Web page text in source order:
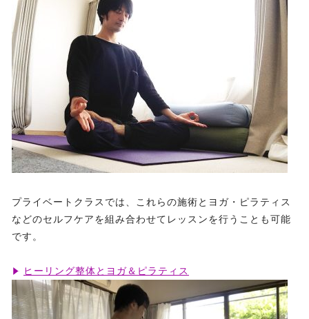
プライベートクラスでは、これらの施術とヨガ・ピラティス
などのセルフケアを組み合わせてレッスンを行うことも可能
です。
ヒーリング整体とヨガ＆ピラティス